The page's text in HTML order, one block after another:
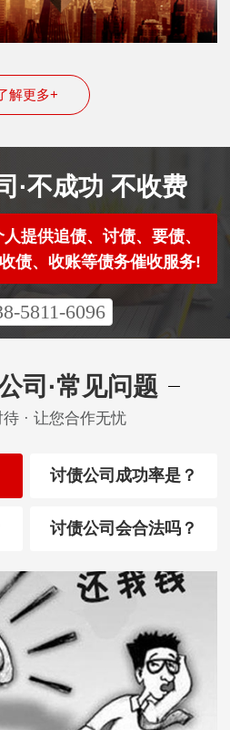
解更多+
·不成功 不收费
提供追债、讨债、要债、
债、收账等债务催收服务!
5811-6096
司·常见问题
· 让您合作无忧
讨债公司成功率是？
讨债公司会合法吗？